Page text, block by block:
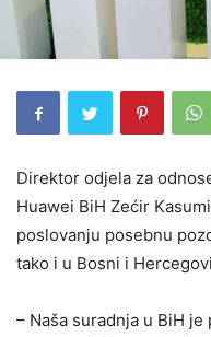
Direktor odjela za
Huawei BiH Zećir
poslovanju posebnu
tako i u Bosni i
– Naša suradnja u BiH